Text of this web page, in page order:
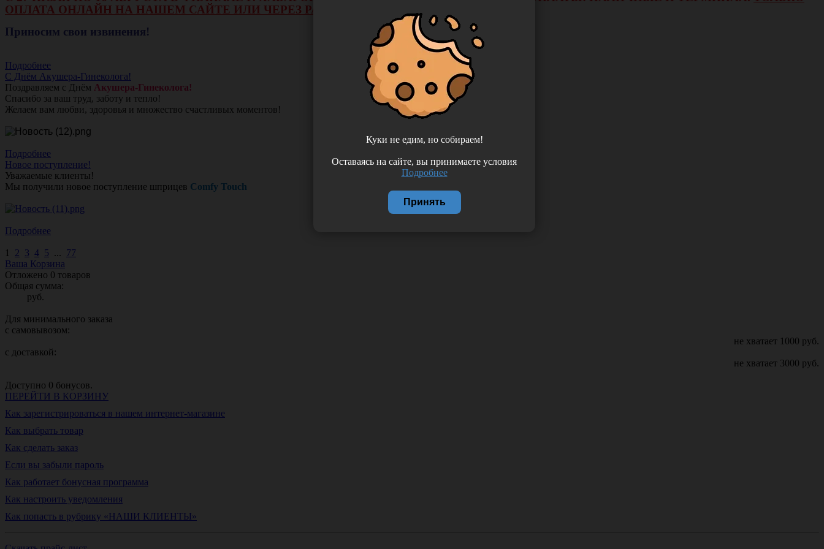
ОПЛАТА ОНЛАЙН НА НАШЕМ САЙТЕ ИЛИ ЧЕРЕЗ РАСЧЕТНЫЙ СЧЕТ.
Приносим свои извинения!
Подробнее
С Днём Акушера-Гинеколога!
Поздравляем с Днём Акушера-Гинеколога!
Спасибо за ваш труд, заботу и тепло!
Желаем вам любви, здоровья и множество счастливых моментов!
Подробнее
Новое поступление!
Уважаемые клиенты!
Мы получили новое поступление шприцев Comfy Touch
Подробнее
1 2 3 4 5 ... 77
Ваша Корзина
Отложено 0 товаров
Общая сумма:
руб.
Для минимального заказа
с самовывозом:
не хватает 1000 руб.
с доставкой:
не хватает 3000 руб.
Доступно 0 бонусов.
ПЕРЕЙТИ В КОРЗИНУ
Как зарегистрироваться в нашем интернет-магазине
Как выбрать товар
Как сделать заказ
Если вы забыли пароль
Как работает бонусная программа
Как настроить уведомления
Как попасть в рубрику «НАШИ КЛИЕНТЫ»
Куки не едим, но собираем!
Оставаясь на сайте, вы принимаете условия
Подробнее
Принять